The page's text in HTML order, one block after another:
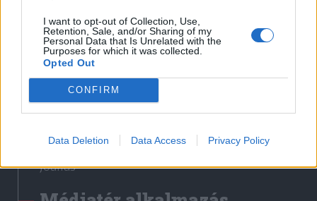
I want to opt-out of Collection, Use,
Retention, Sale, and/or Sharing of my
Personal Data that Is Unrelated with the
Purposes for which it was collected.
Opted Out
CONFIRM
Data Deletion Data Access Privacy Policy
Liget
Krónika
Bihari Napló
Erdélyi Napló
Főtér
Rádió GaGa
Jóállás